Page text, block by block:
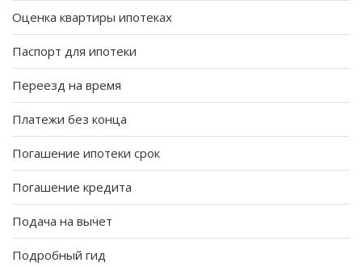
Оценка квартиры ипотеках
Паспорт для ипотеки
Переезд на время
Платежи без конца
Погашение ипотеки срок
Погашение кредита
Подача на вычет
Подробный гид